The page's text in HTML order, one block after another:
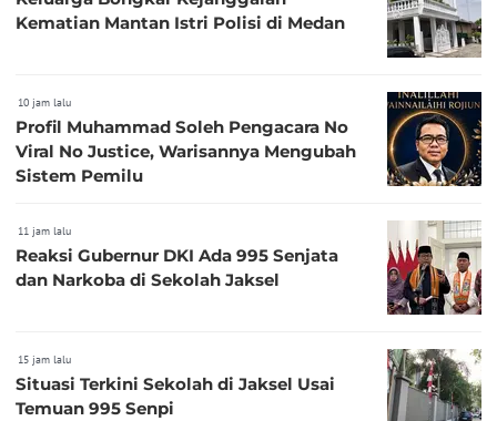
Kematian Mantan Istri Polisi di Medan
10 jam lalu
Profil Muhammad Soleh Pengacara No
Viral No Justice, Warisannya Mengubah
Sistem Pemilu
11 jam lalu
Reaksi Gubernur DKI Ada 995 Senjata
dan Narkoba di Sekolah Jaksel
15 jam lalu
Situasi Terkini Sekolah di Jaksel Usai
Temuan 995 Senpi